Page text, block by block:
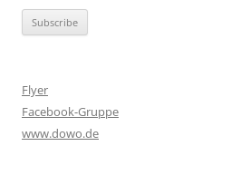
Flyer
Facebook-Gruppe
www.dowo.de